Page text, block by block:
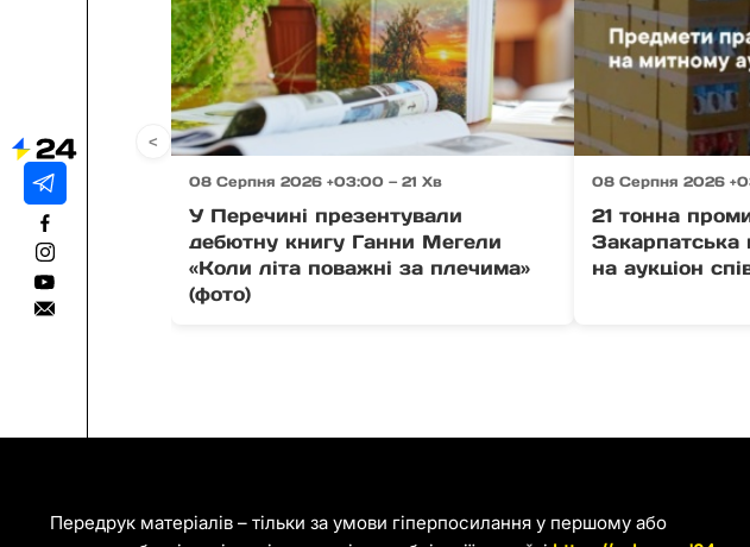
08 Серпня 2026 +03:00 — 21 Хв
У Перечині презентували
дебютну книгу Ганни Мегели
«Коли літа поважні за плечима»
(фото)
08 Серпня 2026
21 тонна
Закарпатська
на аукціон
<
Передрук матеріалів – тільки за умови гіперпосилання у першому або